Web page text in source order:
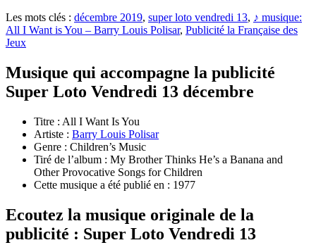
Les mots clés : décembre 2019, super loto vendredi 13, ♪ musique:
All I Want is You – Barry Louis Polisar, Publicité la Française des
Jeux
Musique qui accompagne la publicité
Super Loto Vendredi 13 décembre
Titre : All I Want Is You
Artiste : Barry Louis Polisar
Genre : Children’s Music
Tiré de l’album : My Brother Thinks He’s a Banana and
Other Provocative Songs for Children
Cette musique a été publié en : 1977
Ecoutez la musique originale de la
publicité : Super Loto Vendredi 13